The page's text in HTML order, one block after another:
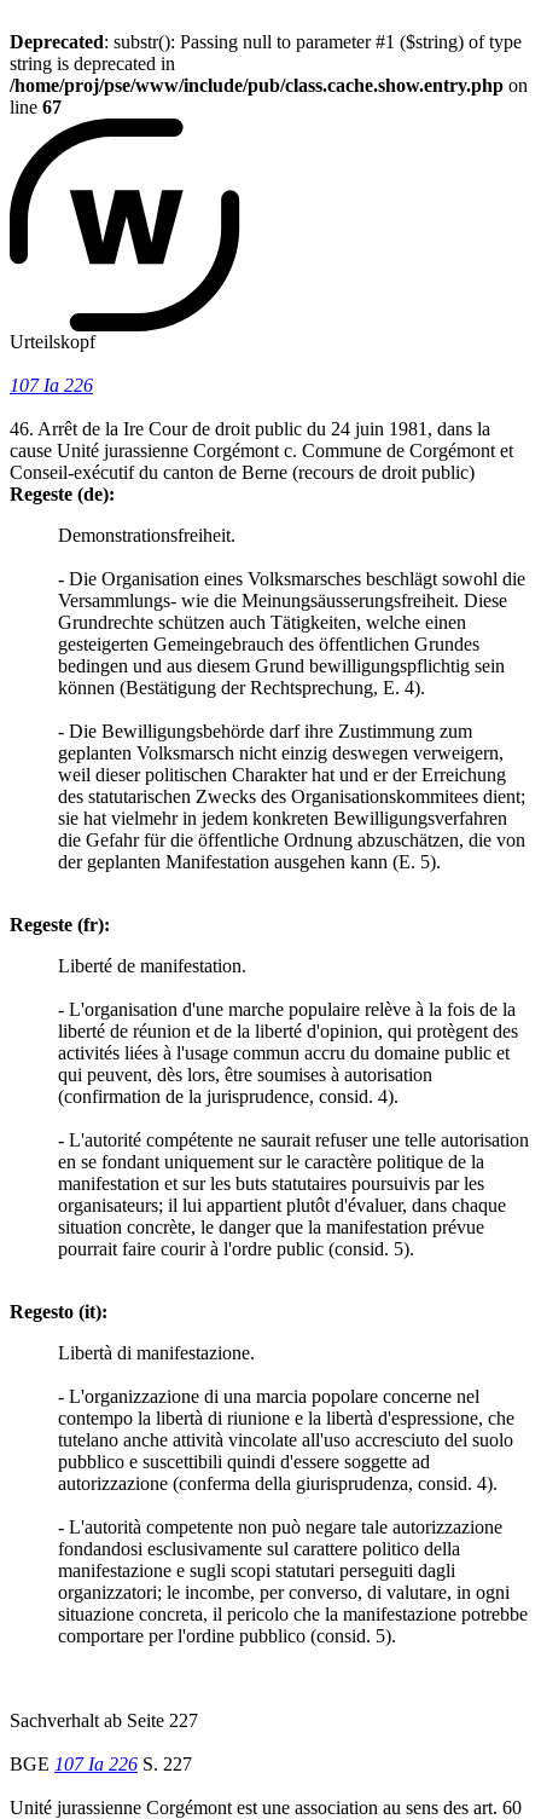
Deprecated: substr(): Passing null to parameter #1 ($string) of type
string is deprecated in
/home/proj/pse/www/include/pub/class.cache.show.entry.php on
line 67
Urteilskopf
107 Ia 226
46. Arrêt de la Ire Cour de droit public du 24 juin 1981, dans la
cause Unité jurassienne Corgémont c. Commune de Corgémont et
Conseil-exécutif du canton de Berne (recours de droit public)
Regeste (de):
Demonstrationsfreiheit.
- Die Organisation eines Volksmarsches beschlägt sowohl die
Versammlungs- wie die Meinungsäusserungsfreiheit. Diese
Grundrechte schützen auch Tätigkeiten, welche einen
gesteigerten Gemeingebrauch des öffentlichen Grundes
bedingen und aus diesem Grund bewilligungspflichtig sein
können (Bestätigung der Rechtsprechung, E. 4).
- Die Bewilligungsbehörde darf ihre Zustimmung zum
geplanten Volksmarsch nicht einzig deswegen verweigern,
weil dieser politischen Charakter hat und er der Erreichung
des statutarischen Zwecks des Organisationskommitees dient;
sie hat vielmehr in jedem konkreten Bewilligungsverfahren
die Gefahr für die öffentliche Ordnung abzuschätzen, die von
der geplanten Manifestation ausgehen kann (E. 5).
Regeste (fr):
Liberté de manifestation.
- L'organisation d'une marche populaire relève à la fois de la
liberté de réunion et de la liberté d'opinion, qui protègent des
activités liées à l'usage commun accru du domaine public et
qui peuvent, dès lors, être soumises à autorisation
(confirmation de la jurisprudence, consid. 4).
- L'autorité compétente ne saurait refuser une telle autorisation
en se fondant uniquement sur le caractère politique de la
manifestation et sur les buts statutaires poursuivis par les
organisateurs; il lui appartient plutôt d'évaluer, dans chaque
situation concrète, le danger que la manifestation prévue
pourrait faire courir à l'ordre public (consid. 5).
Regesto (it):
Libertà di manifestazione.
- L'organizzazione di una marcia popolare concerne nel
contempo la libertà di riunione e la libertà d'espressione, che
tutelano anche attività vincolate all'uso accresciuto del suolo
pubblico e suscettibili quindi d'essere soggette ad
autorizzazione (conferma della giurisprudenza, consid. 4).
- L'autorità competente non può negare tale autorizzazione
fondandosi esclusivamente sul carattere politico della
manifestazione e sugli scopi statutari perseguiti dagli
organizzatori; le incombe, per converso, di valutare, in ogni
situazione concreta, il pericolo che la manifestazione potrebbe
comportare per l'ordine pubblico (consid. 5).
Sachverhalt ab Seite 227
BGE 107 Ia 226 S. 227
Unité jurassienne Corgémont est une association au sens des art. 60